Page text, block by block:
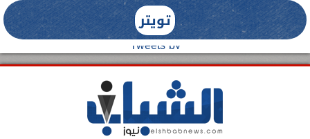
تويتر
Tweets by